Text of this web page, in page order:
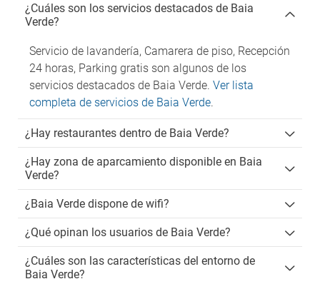
¿Cuáles son los servicios destacados de Baia
Verde?
Servicio de lavandería, Camarera de piso, Recepción
24 horas, Parking gratis son algunos de los
servicios destacados de Baia Verde. Ver lista
completa de servicios de Baia Verde.
¿Hay restaurantes dentro de Baia Verde?
¿Hay zona de aparcamiento disponible en Baia
Verde?
¿Baia Verde dispone de wifi?
¿Qué opinan los usuarios de Baia Verde?
¿Cuáles son las características del entorno de
Baia Verde?